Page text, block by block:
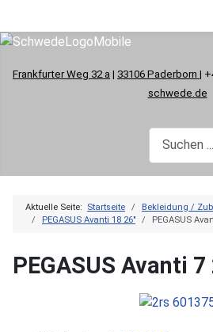
Frankfurter Weg 32 a | 33106 Paderborn |
schwede.de
Aktuelle Seite: Startseite
Bekleidung /
PEGASUS Avanti 18 26"
PEGASUS
PEGASUS Avanti 7